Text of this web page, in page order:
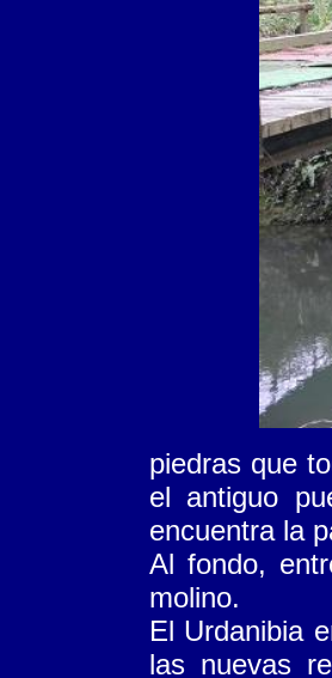
piedras que
el antiguo
encuentra la
Al fondo,
molino.
El Urdanibia
las nuevas